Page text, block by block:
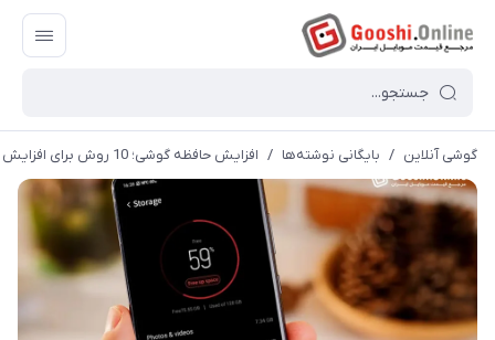
گوشی آنلاین / بایگانی نوشته‌ها / افزایش حافظه گوشی؛ 10 روش برای افزایش حافظه اندروید و آیفون